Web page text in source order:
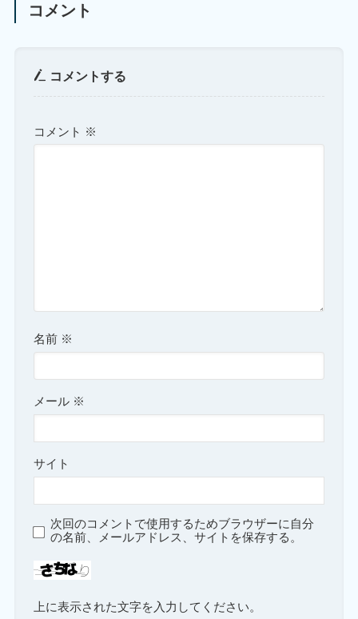
コメント
コメントする
コメント ※
名前 ※
メール ※
サイト
次回のコメントで使用するためブラウザーに自分
の名前、メールアドレス、サイトを保存する。
上に表示された文字を入力してください。